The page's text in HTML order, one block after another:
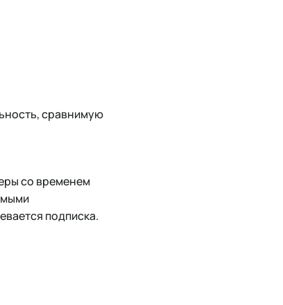
сравнимую
со временем
подписка.